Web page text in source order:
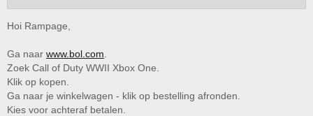
Hoi Rampage,
Ga naar www.bol.com
Zoek Call of Duty WWII Xbox One.
Klik op kopen.
Ga naar je winkelwagen - klik op bestelling afronden.
Kies voor achteraf betalen.